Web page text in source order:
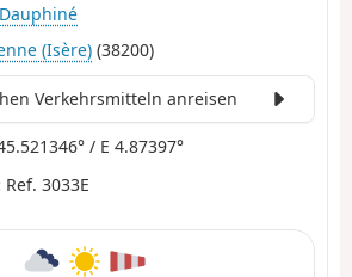
Dauphiné
(Isère) (38200)
Verkehrsmitteln anreisen
/ E 4.87397°
Ref. 3033E